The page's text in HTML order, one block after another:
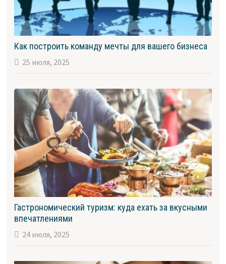
Как построить команду мечты для вашего бизнеса
25 июля, 2025
Гастрономический туризм: куда ехать за вкусными
впечатлениями
24 июля, 2025